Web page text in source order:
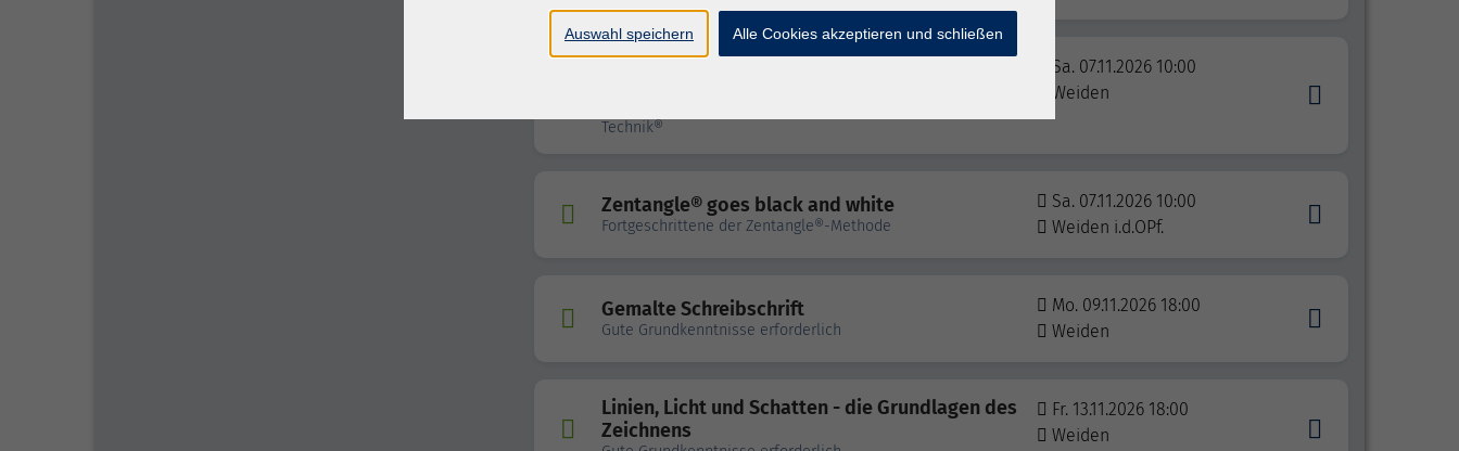
Malen wie Bob Ross® - Night Light/Mountain
Technik®
Sa. 07.11.2026 10:00
Weiden
Zentangle® goes black and white
Fortgeschrittene der Zentangle®-Methode
Sa. 07.11.2026 10:00
Weiden i.d.OPf.
Gemalte Schreibschrift
Gute Grundkenntnisse erforderlich
Mo. 09.11.2026 18:00
Weiden
Linien, Licht und Schatten - die Grundlagen des
Zeichnens
Fr. 13.11.2026 18:00
Weiden
Auswahl speichern Alle Cookies akzeptieren und schließen